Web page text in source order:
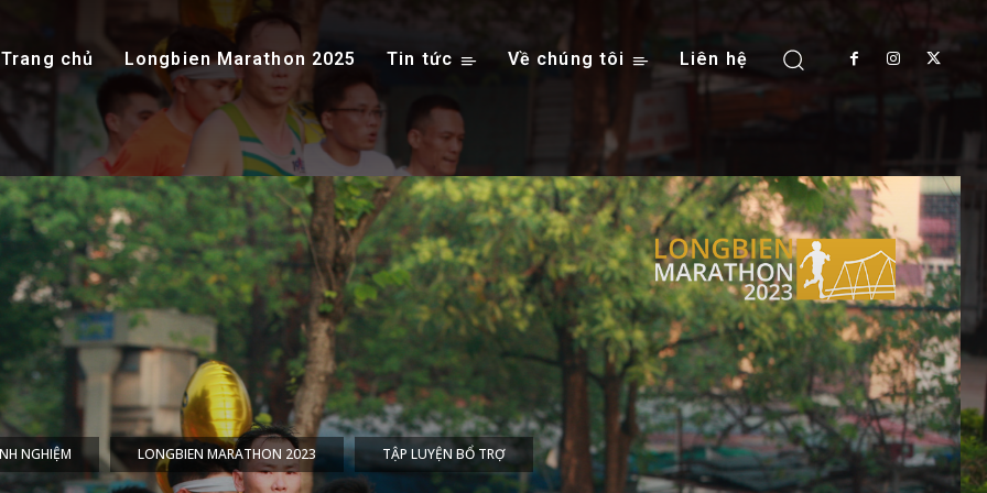
Trang chủ Longbien Marathon 2025 Tin tức Về chúng tôi Liên hệ
NGHIỆM LONGBIEN MARATHON 2023 TẬP LUYỆN BỔ TRỢ